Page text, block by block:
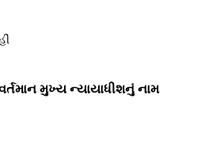
મુખ્ય ન્યાયાધીશનું નામ